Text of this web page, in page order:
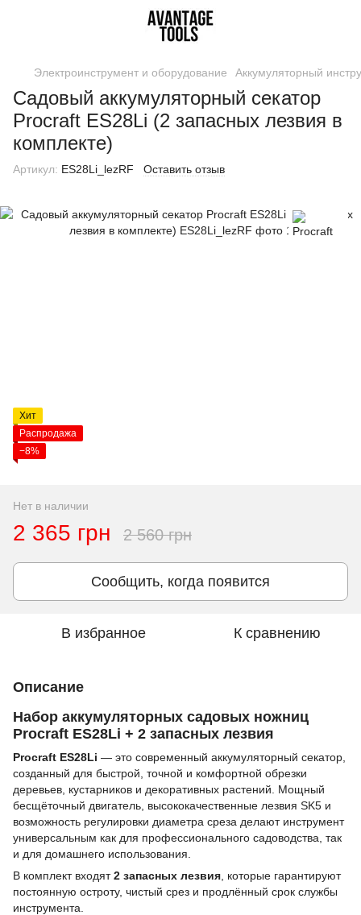
Электроинструмент и оборудование Аккумуляторный
Садовый аккумуляторный секатор
Procraft ES28Li (2 запасных лезвия в
комплекте)
Артикул: ES28Li_lezRF Оставить отзыв
Хит
Распродажа
−8%
Нет в наличии
2 365 грн 2 560 грн
Сообщить, когда появится
В избранное К сравнению
Описание
Набор аккумуляторных садовых ножниц
Procraft ES28Li + 2 запасных лезвия
Procraft ES28Li — это современный аккумуляторный секатор,
созданный для быстрой, точной и комфортной обрезки
деревьев, кустарников и декоративных растений. Мощный
бесщёточный двигатель, высококачественные лезвия SK5 и
возможность регулировки диаметра среза делают инструмент
универсальным как для профессионального садоводства, так
и для домашнего использования.
В комплект входят2 запасных лезвия , которые гарантируют
постоянную остроту, чистый срез и продлённый срок службы
инструмента.